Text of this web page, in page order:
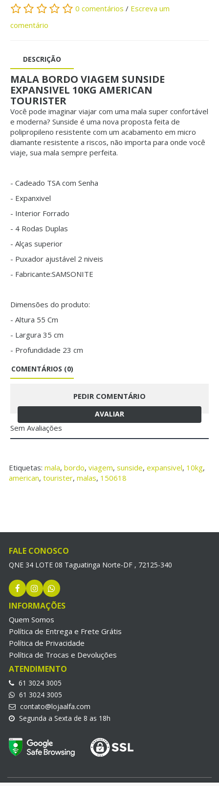
0 comentários / Escreva um
comentário
DESCRIÇÃO
MALA BORDO VIAGEM SUNSIDE
EXPANSIVEL 10KG AMERICAN
TOURISTER
Você pode imaginar viajar com uma mala super confortável
e moderna? Sunside é uma nova proposta feita de
polipropileno resistente com um acabamento em micro
diamante resistente a riscos, não importa para onde você
viaje, sua mala sempre perfeita.
- Cadeado TSA com Senha
- Expanxivel
- Interior Forrado
- 4 Rodas Duplas
- Alças superior
- Puxador ajustável 2 niveis
- Fabricante:SAMSONITE
Dimensões do produto:
- Altura 55 Cm
- Largura 35 cm
- Profundidade 23 cm
COMENTÁRIOS (0)
PEDIR COMENTÁRIO
AVALIAR
Sem Avaliações
Etiquetas: mala, bordo, viagem, sunside, expansivel, 10kg,
american, tourister, malas, 150618
FALE CONOSCO
QNE 34 LOTE 08 Taguatinga Norte-DF , 72125-340
INFORMAÇÕES
Quem Somos
Política de Entrega e Frete Grátis
Política de Privacidade
Política de Trocas e Devoluções
ATENDIMENTO
61 3024 3005
61 3024 3005
contato@lojaalfa.com
Segunda a Sexta de 8 as 18h